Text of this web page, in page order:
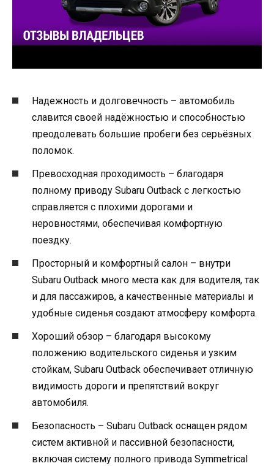
Надежность и долговечность – автомобиль
славится своей надёжностью и способностью
преодолевать большие пробеги без серьёзных
поломок.
Превосходная проходимость – благодаря
полному приводу Subaru Outback с легкостью
справляется с плохими дорогами и
неровностями, обеспечивая комфортную
поездку.
Просторный и комфортный салон – внутри
Subaru Outback много места как для водителя, так
и для пассажиров, а качественные материалы и
удобные сиденья создают атмосферу комфорта.
Хороший обзор – благодаря высокому
положению водительского сиденья и узким
стойкам, Subaru Outback обеспечивает отличную
видимость дороги и препятствий вокруг
автомобиля.
Безопасность – Subaru Outback оснащен рядом
систем активной и пассивной безопасности,
включая систему полного привода Symmetrical